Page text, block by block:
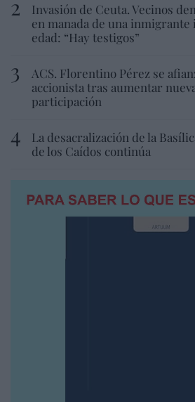
Invasión de Ceuta. Vecinos
en manada de una
edad: “Hay testigos”
ACS. Florentino Pérez se
accionista tras aumentar
participación
La desacralización de la
de los Caídos continúa